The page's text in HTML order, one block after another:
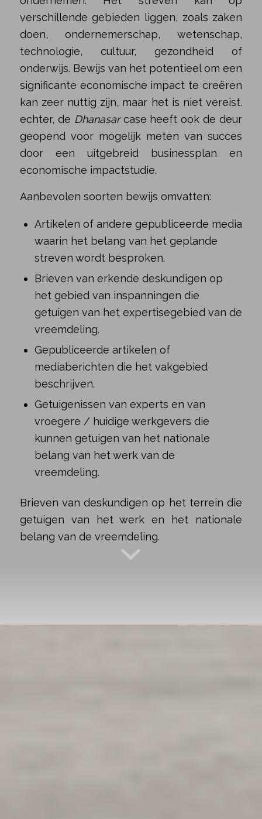
verschillende gebieden liggen, zoals zaken
doen, ondernemerschap, wetenschap,
technologie, cultuur, gezondheid of
onderwijs. Bewijs van het potentieel om een
significante economische impact te creëren
kan zeer nuttig zijn, maar het is niet vereist.
echter, de Dhanasarcase heeft ook de deur
geopend voor mogelijk meten van succes
door een uitgebreid businessplan en
economische impactstudie.
Aanbevolen soorten bewijs omvatten:
Artikelen of andere gepubliceerde media
waarin het belang van het geplande
streven wordt besproken.
Brieven van erkende deskundigen op
het gebied van inspanningen die
getuigen van het expertisegebied van de
vreemdeling.
Gepubliceerde artikelen of
mediaberichten die het vakgebied
beschrijven.
Getuigenissen van experts en van
vroegere / huidige werkgevers die
kunnen getuigen van het nationale
belang van het werk van de
vreemdeling.
Brieven van deskundigen op het terrein die
getuigen van het werk en het nationale
belang van de vreemdeling.